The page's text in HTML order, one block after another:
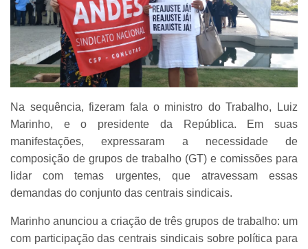
Na sequência, fizeram fala o ministro do Trabalho, Luiz
Marinho, e o presidente da República. Em suas
manifestações, expressaram a necessidade de
composição de grupos de trabalho (GT) e comissões para
lidar com temas urgentes, que atravessam essas
demandas do conjunto das centrais sindicais.
Marinho anunciou a criação de três grupos de trabalho: um
com participação das centrais sindicais sobre política para